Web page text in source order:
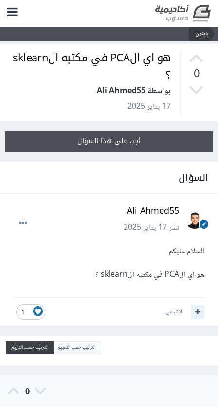
بايثون
0
هو اي الPCA في مكتبه الsklearn
؟
بواسطة Ali Ahmed55
17 يناير 2025
أجب على هذا السؤال
السؤال
Ali Ahmed55
نشر17 يناير 2025
السلام عليكم
هو اي الPCA في مكتبه الsklearn ؟
1 اقتباس
الترتيب حسب التقييم الترتيب حسب التاريخ
0